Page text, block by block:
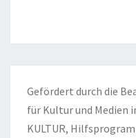
Gefördert durch die
für Kultur und Medien
KULTUR,